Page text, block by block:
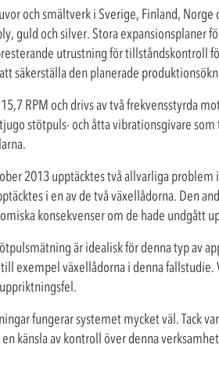
och smältverk i Sverige, Finland,
guld och silver. Stora
utrustning för tillståndskontroll
säkerställa den planerade
RPM och drivs av två frekvensstyrda
stötpuls- och åtta vibrationsgivare
2013 upptäcktes två allvarliga
i en av de två växellådorna. Den
konsekvenser om de hade undgått
är idealisk för denna typ av
exempel växellådorna i denna
fungerar systemet mycket väl. Tack
känsla av kontroll över denna